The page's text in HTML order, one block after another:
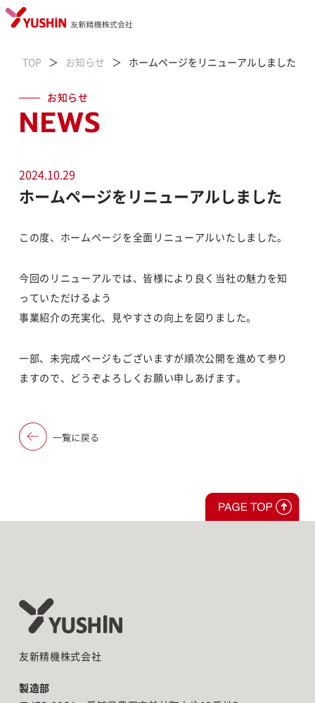
お知らせ
NEWS
TOP お知らせ ホームページをリニューアルしました
2024.10.29
ホームページをリニューアルしました
この度、ホームページを全面リニューアルいたしました。
今回のリニューアルでは、皆様により良く当社の魅力を知
っていただけるよう
事業紹介の充実化、見やすさの向上を図りました。
一部、未完成ページもございますが順次公開を進めて参り
ますので、どうぞよろしくお願い申しあげます。
友新精機株式会社
製造部